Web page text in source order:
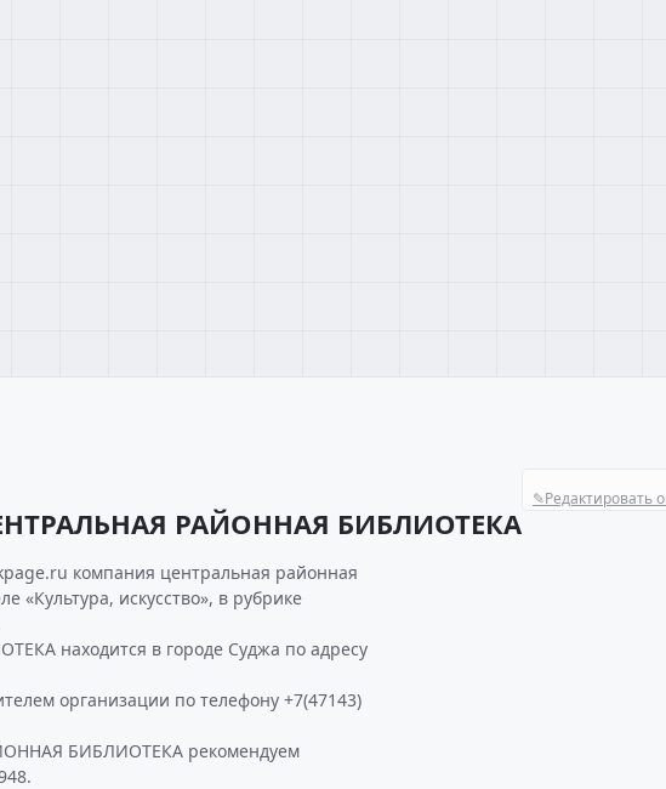
✎Редактировать
РАЙОННАЯ БИБЛИОТЕКА
компания центральная районная
«Культура, искусство», в рубрике
находится в городе Суджа по адресу
организации по телефону +7(47143)
БИБЛИОТЕКА рекомендуем